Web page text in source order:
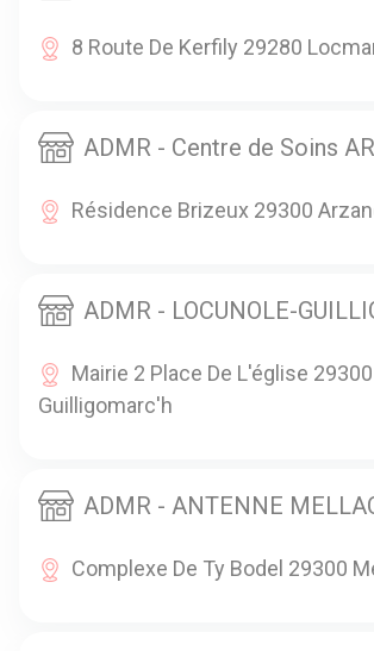
8 Route De Kerfily 29280
ADMR - Centre de Soins
Résidence Brizeux 29300
ADMR - LOCUNOLE-
Mairie 2 Place De L'église 29300
Guilligomarc'h
ADMR - ANTENNE
Complexe De Ty Bodel 29300